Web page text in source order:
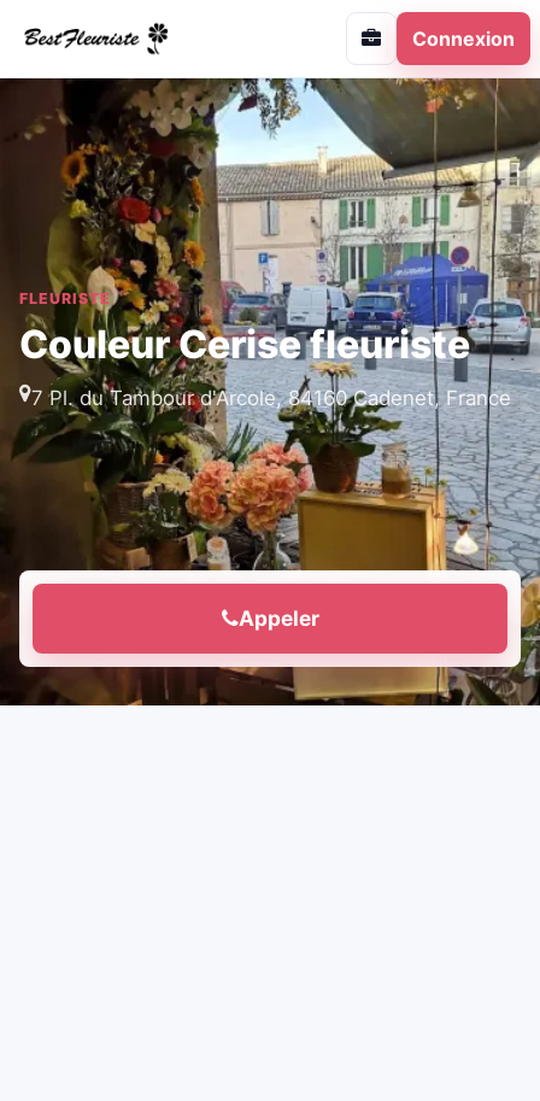
Connexion
FLEURISTE
Couleur Cerise fleuriste
7 Pl. du Tambour d'Arcole, 84160 Cadenet, France
Appeler